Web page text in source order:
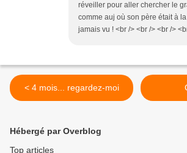
réveiller pour aller chercher le
comme auj où son père était à
jamais vu ! <br /> <br /> <br />
< 4 mois... regardez-moi
Hébergé par Overblog
Top articles